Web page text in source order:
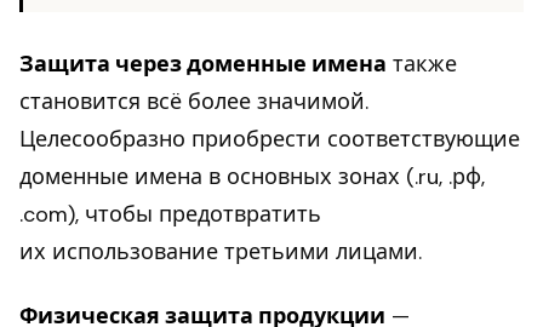
Защита через доменные имена также
становится всё более значимой.
Целесообразно приобрести соответствующие
доменные имена в основных зонах (.ru, .рф,
.com), чтобы предотвратить
их использование третьими лицами.
Физическая защита продукции —